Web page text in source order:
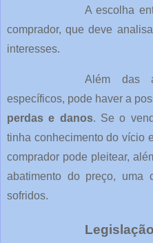
A escolha
comprador, que deve
interesses.
Além das
específicos, pode haver a
perdas e danos. Se o
tinha conhecimento do vício
comprador pode pleitear,
abatimento do preço, uma
sofridos.